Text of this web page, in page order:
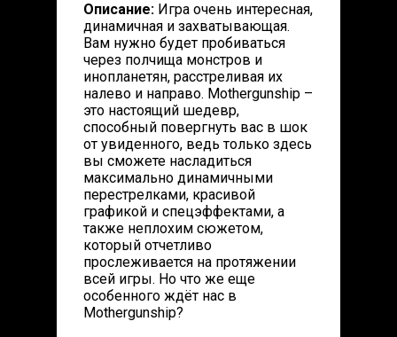
Описание: Игра очень интересная,
динамичная и захватывающая.
Вам нужно будет пробиваться
через полчища монстров и
инопланетян, расстреливая их
налево и направо. Mothergunship –
это настоящий шедевр,
способный повергнуть вас в шок
от увиденного, ведь только здесь
вы сможете насладиться
максимально динамичными
перестрелками, красивой
графикой и спецэффектами, а
также неплохим сюжетом,
который отчетливо
прослеживается на протяжении
всей игры. Но что же еще
особенного ждёт нас в
Mothergunship?